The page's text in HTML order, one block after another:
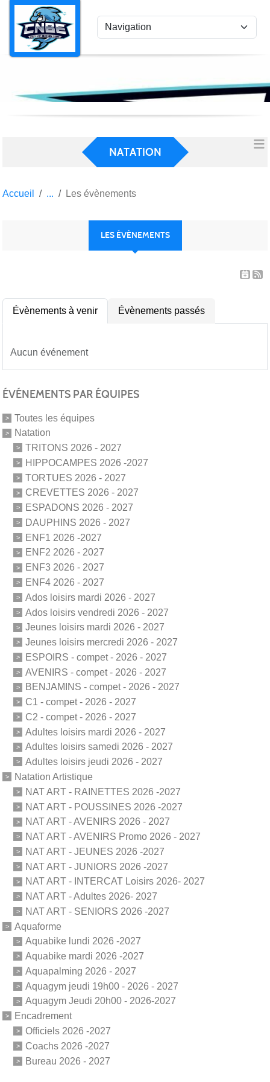
NATATION
Accueil Les évènements
LES ÉVÈNEMENTS
Évènements à venir Évènements passés
Aucun événement
ÉVÉNEMENTS PAR ÉQUIPES
Toutes les équipes
Natation
TRITONS 2026 - 2027
HIPPOCAMPES 2026 -2027
TORTUES 2026 - 2027
CREVETTES 2026 - 2027
ESPADONS 2026 - 2027
DAUPHINS 2026 - 2027
ENF1 2026 -2027
ENF2 2026 - 2027
ENF3 2026 - 2027
ENF4 2026 - 2027
Ados loisirs mardi 2026 - 2027
Ados loisirs vendredi 2026 - 2027
Jeunes loisirs mardi 2026 - 2027
Jeunes loisirs mercredi 2026 - 2027
ESPOIRS - compet - 2026 - 2027
AVENIRS - compet - 2026 - 2027
BENJAMINS - compet - 2026 - 2027
C1 - compet - 2026 - 2027
C2 - compet - 2026 - 2027
Adultes loisirs mardi 2026 - 2027
Adultes loisirs samedi 2026 - 2027
Adultes loisirs jeudi 2026 - 2027
Natation Artistique
NAT ART - RAINETTES 2026 -2027
NAT ART - POUSSINES 2026 -2027
NAT ART - AVENIRS 2026 - 2027
NAT ART - AVENIRS Promo 2026 - 2027
NAT ART - JEUNES 2026 -2027
NAT ART - JUNIORS 2026 -2027
NAT ART - INTERCAT Loisirs 2026- 2027
NAT ART - Adultes 2026- 2027
NAT ART - SENIORS 2026 -2027
Aquaforme
Aquabike lundi 2026 -2027
Aquabike mardi 2026 -2027
Aquapalming 2026 - 2027
Aquagym jeudi 19h00 - 2026 - 2027
Aquagym Jeudi 20h00 - 2026-2027
Encadrement
Officiels 2026 -2027
Coachs 2026 -2027
Bureau 2026 - 2027
Panneau de gestion des cookies